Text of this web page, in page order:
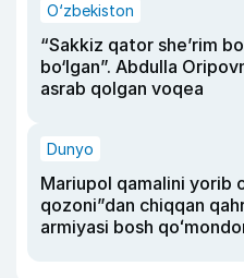
O‘zbekiston
“Sakkiz qator she’rim
bo‘lgan”. Abdulla
asrab qolgan voqea
Dunyo
Mariupol qamalini yorib
qozoni”dan chiqqan
armiyasi bosh